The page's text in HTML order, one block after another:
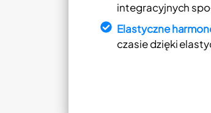
integracyjnych
Elastyczne
czasie dzięki